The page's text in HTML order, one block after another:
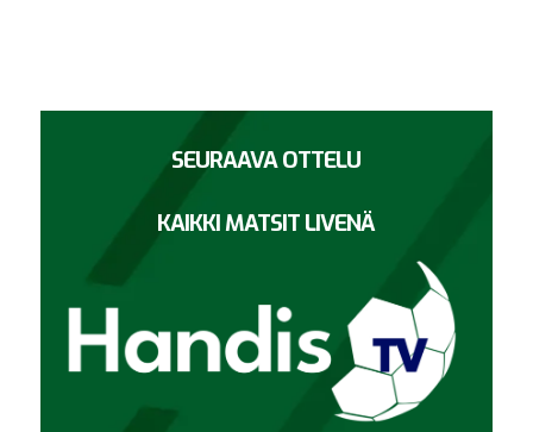
SEURAAVA OTTELU
KAIKKI MATSIT LIVENÄ